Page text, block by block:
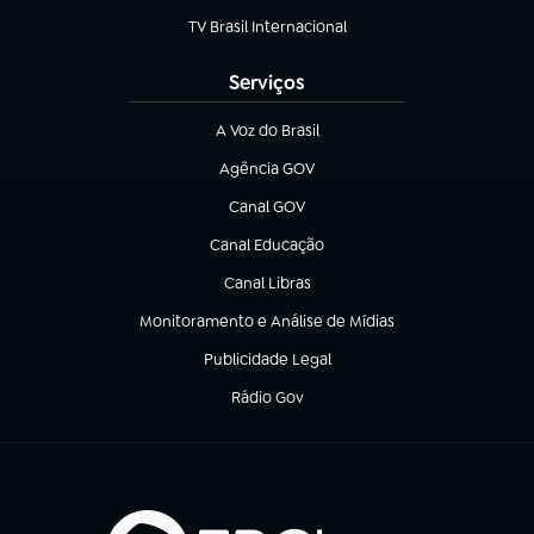
TV Brasil Internacional
(abre em nova aba)
Serviços
A Voz do Brasil
(abre em nova aba)
Agência GOV
(abre em nova aba)
Canal GOV
(abre em nova aba)
Canal Educação
(abre em nova aba)
Canal Libras
(abre em nova aba)
Monitoramento e Análise de Mídias
(abre em nova aba)
Publicidade Legal
(abre em nova aba)
Rádio Gov
(abre em nova aba)